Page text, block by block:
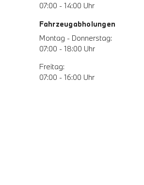
07:00 - 14:00 Uhr
Fahrzeugabholungen
Montag - Donnerstag:
07:00 - 18:00 Uhr
Freitag:
07:00 - 16:00 Uhr